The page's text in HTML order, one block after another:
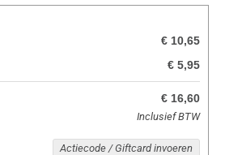
€ 10,65
€ 5,95
€ 16,60
Inclusief BTW
Actiecode / Giftcard invoeren